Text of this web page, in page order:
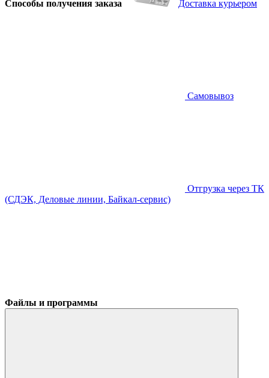
Способы получения заказа Доставка курьером
Самовывоз
Отгрузка через ТК
(СДЭК, Деловые линии, Байкал-сервис)
Файлы и программы